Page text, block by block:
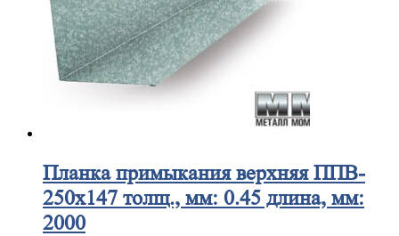
Планкапримыкания верхняя ППВ-
250х147 толщ., мм: 0.45 длина, мм:
2000